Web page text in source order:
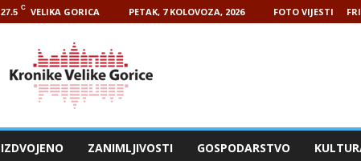
27.5 C VELIKA GORICA PETAK, 7 KOLOVOZA, 2026 FOTO VIJESTI
IZDVOJENO ZANIMLJIVOSTI GOSPODARSTVO